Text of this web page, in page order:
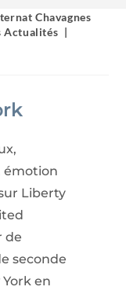
Chavagnes
Actualités
émotion
Liberty
de
seconde
en